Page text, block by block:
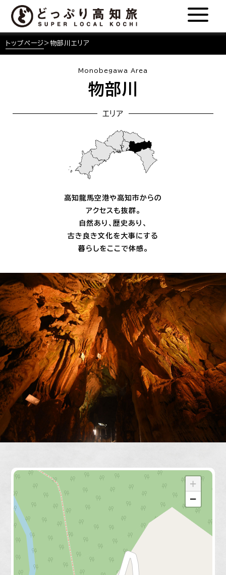
トップページ >物部川エリア
Monobegawa Area
物部川
エリア
高知龍馬空港や高知市からの
アクセスも抜群。
自然あり、歴史あり、
古き良き文化を大事にする
暮らしをここで体感。
+
−